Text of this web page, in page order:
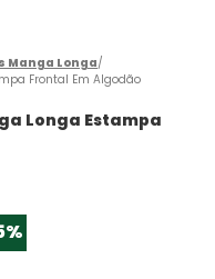
Manga Longa
Frontal Em Algodão
Longa Estampa